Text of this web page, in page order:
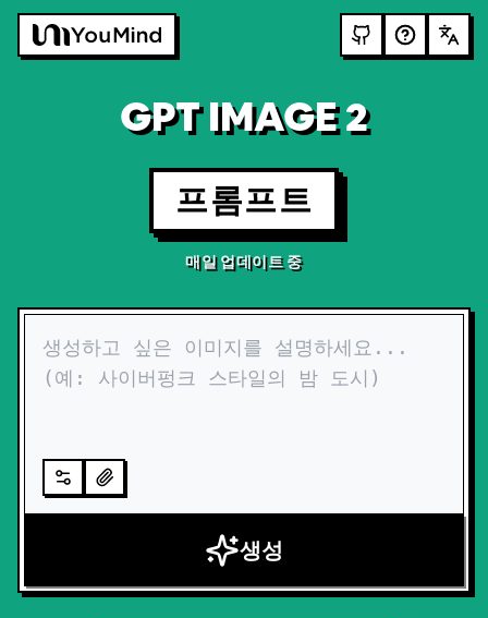
GPT IMAGE 2
프롬프트
매일 업데이트 중
생성